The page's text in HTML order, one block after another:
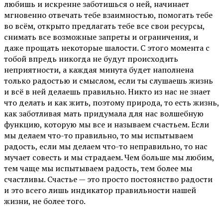
любишь и искренне заботишься о ней, начинает
мгновенно отвечать тебе взаимностью, помогать тебе
во всём, открыто предлагать тебе все свои ресурсы,
снимать все возможные запреты и ограничения, и
даже прощать некоторые шалости. С этого момента с
тобой впредь никогда не будут происходить
неприятности, а каждая минута будет наполнена
только радостью и смыслом, если ты слушаешь жизнь
и всё в ней делаешь правильно. Никто из нас не знает
что делать и как жить, поэтому природа, то есть жизнь,
как заботливая мать придумала для нас волшебную
функцию, которую мы все и называем счастьем. Если
мы делаем что-то правильно, то мы испытываем
радость, если мы делаем что-то неправильно, то нас
мучает совесть и мы страдаем. Чем больше мы любим,
тем чаще мы испытываем радость, тем более мы
счастливы. Счастье — это просто постоянство радости
и это всего лишь индикатор правильности нашей
жизни, не более того.